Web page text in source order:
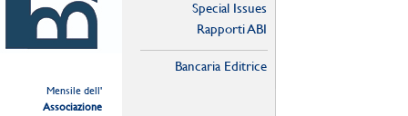
Mensile dell'
Associazione
Special Issues
Rapporti ABI
Bancaria Editrice